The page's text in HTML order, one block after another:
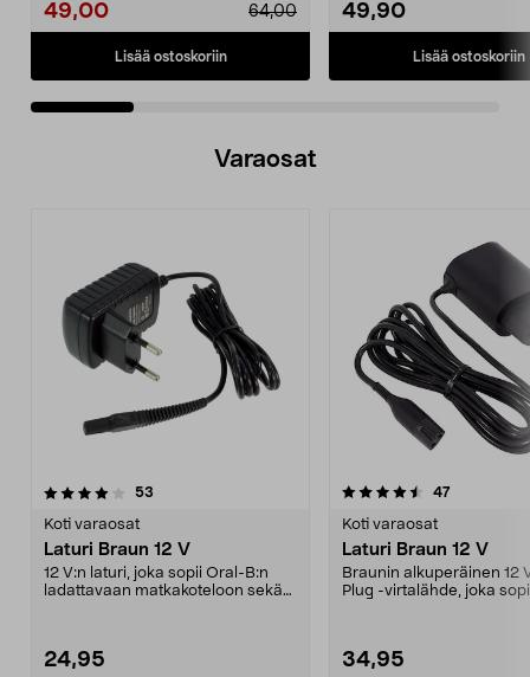
49,00 64,00
Lisää ostoskoriin
49,90
Lisää ostoskoriin
Varaosat
53
Koti varaosat
Laturi Braun 12 V
12 V:n laturi, joka sopii Oral-B:n
ladattavaan matkakoteloon sekä
24,95
4.5viidestä
47arvostelut
Koti varaosat
Laturi Braun 12 V
Braunin alkuperäinen 12
Plug -virtalähde, joka
34,95
4.5viidestä